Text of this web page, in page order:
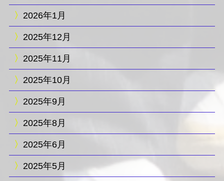
2026年1月
2025年12月
2025年11月
2025年10月
2025年9月
2025年8月
2025年6月
2025年5月